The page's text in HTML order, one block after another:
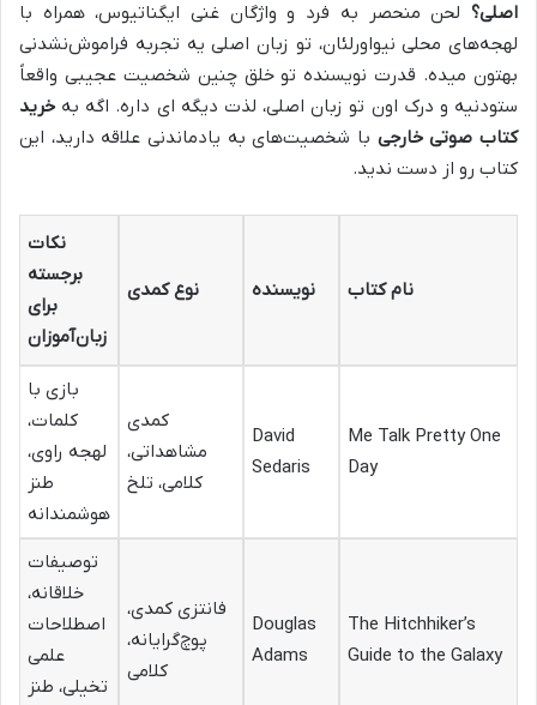
اصلی؟ لحن منحصر به فرد و واژگان غنی ایگناتیوس، همراه با
لهجه‌های محلی نیواورلئان، تو زبان اصلی یه تجربه فراموش‌نشدنی
بهتون میده. قدرت نویسنده تو خلق چنین شخصیت عجیبی واقعاً
ستودنیه و درک اون تو زبان اصلی، لذت دیگه ای داره. اگه به خرید
کتاب صوتی خارجی با شخصیت‌های به یادماندنی علاقه دارید، این
کتاب رو از دست ندید.
نام کتاب نویسنده نوع کمدی
نکات
برجسته
برای
زبان‌آموزان
Me Talk Pretty One
Day
David
Sedaris
کمدی
مشاهداتی،
کلامی، تلخ
بازی با
کلمات،
لهجه راوی،
طنز
هوشمندانه
The Hitchhiker’s
Guide to the Galaxy
Douglas
Adams
فانتزی کمدی،
پوچ‌گرایانه،
کلامی
توصیفات
خلاقانه،
اصطلاحات
علمی
تخیلی، طنز